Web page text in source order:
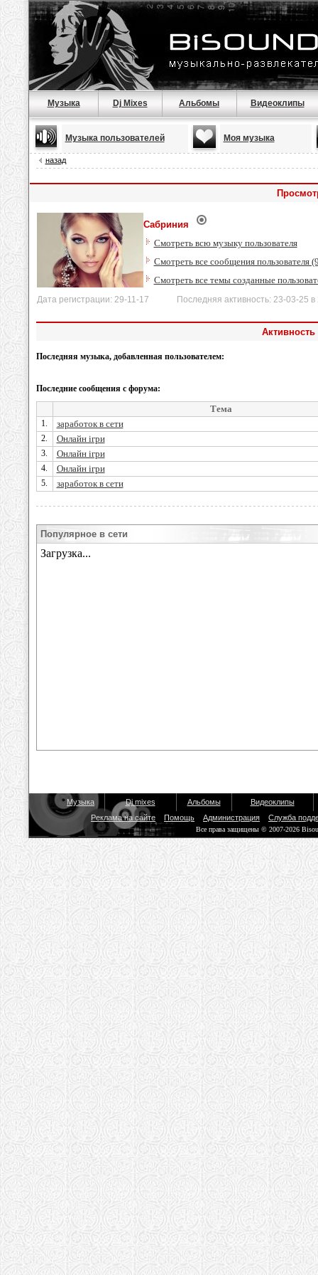
Музыка Dj Mixes Альбомы Видеоклипы
Музыка пользователей Моя музыка
назад
Сабриния
Смотреть всю музыку пользователя
Смотреть все сообщения пользователя
Смотреть все темы созданные
Дата регистрации: 29-11-17 Последняя активность: 23-03-25 в
Последняя музыка, добавленная пользователем:
Последние сообщения с форума:
Тема
1. заработок в сети
2. Онлайн ігри
3. Онлайн ігри
4. Онлайн ігри
5. заработок в сети
Популярное в сети
Музыка Dj mixes Альбомы
Видеоклипы
Реклама на сайте
Помощь Администрация Служба
Все права защищены © 2007-2026